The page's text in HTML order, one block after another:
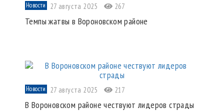
Новости 27 августа 2025 267
Темпы жатвы в Вороновском районе
Новости 27 августа 2025 217
В Вороновском районе чествуют лидеров страды